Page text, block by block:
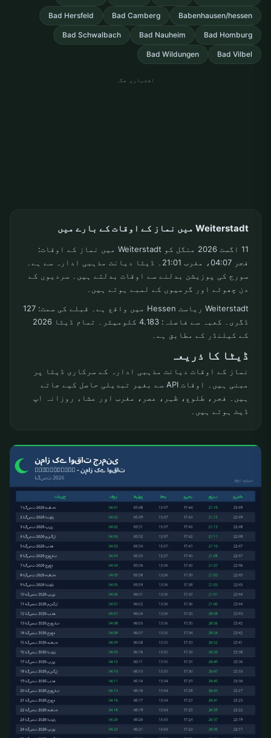
Babenhausen/hessen
Bad Camberg
Bad Hersfeld
Bad Homburg
Bad Nauheim
Bad Schwalbach
Bad Vilbel
Bad Wildungen
اشتہاری جگہ
Weiterstadt میں نماز کے اوقات کے بارے میں
11 اگست 2026 منگل کو Weiterstadt میں نماز کے اوقات:
فجر 04:07، مغرب 21:01۔ ڈیٹا دیانت مذہبی ادارہ سے ہے۔
سورج کی پوزیشن بدلنے سے اوقات بدلتے ہیں۔ سردیوں کے
دن چھوٹے اور گرمیوں کے لمبے ہوتے ہیں۔
Weiterstadt ریاست Hessen میں واقع ہے۔ قبلے کی سمت: 127
ڈگری۔ کعبہ سے فاصلہ: 4.183 کلومیٹر۔ تمام ڈیٹا 2026
کے کیلنڈر کے مطابق ہے۔
ڈیٹا کا ذریعہ
نماز کے اوقات دیانت مذہبی ادارہ کے سرکاری ڈیٹا پر
مبنی ہیں۔ اوقات API سے بغیر تبدیلی حاصل کیے جاتے
ہیں۔ فجر، طلوع، ظہر، عصر، مغرب اور عشاء روزانہ اپ
ڈیٹ ہوتے ہیں۔